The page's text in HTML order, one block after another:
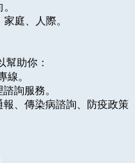
庭、人際。
助你：
線。
詢服務。
、傳染病諮詢、防疫政策